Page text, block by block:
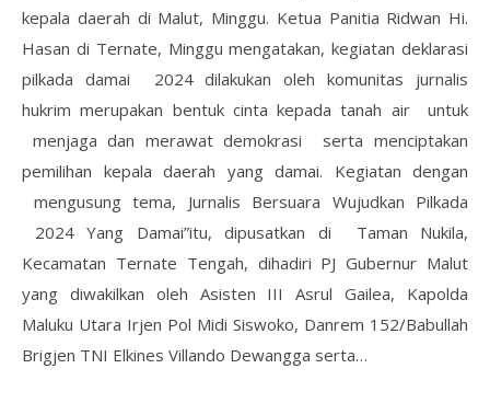
kepala daerah di Malut, Minggu. Ketua Panitia Ridwan Hi.
Hasan di Ternate, Minggu mengatakan, kegiatan deklarasi
pilkada damai 2024 dilakukan oleh komunitas jurnalis
hukrim merupakan bentuk cinta kepada tanah air untuk
menjaga dan merawat demokrasi serta menciptakan
pemilihan kepala daerah yang damai. Kegiatan dengan
mengusung tema, Jurnalis Bersuara Wujudkan Pilkada
2024 Yang Damai”itu, dipusatkan di Taman Nukila,
Kecamatan Ternate Tengah, dihadiri PJ Gubernur Malut
yang diwakilkan oleh Asisten III Asrul Gailea, Kapolda
Maluku Utara Irjen Pol Midi Siswoko, Danrem 152/Babullah
Brigjen TNI Elkines Villando Dewangga serta…